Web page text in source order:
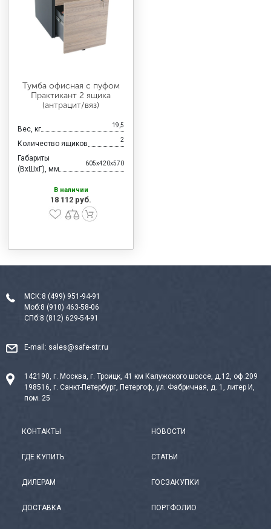
Тумба офисная с пуфом
Практикант 2 ящика
(антрацит/вяз)
Вес, кг 19,5
Количество ящиков 2
Габариты
(ВхШхГ), мм
605x420x570
В наличии
18 112 руб.
МСК:8 (499) 951-94-91
Моб:8 (910) 463-58-06
СПб:8 (812) 629-54-91
E-mail: sales@safe-str.ru
142190, г. Москва, г. Троицк, 41 км Калужского шоссе, д.12, оф.209
198516, г. Санкт-Петербург, Петергоф, ул. Фабричная, д. 1, литер И,
пом. 25
КОНТАКТЫ
ГДЕ КУПИТЬ
ДИЛЕРАМ
ДОСТАВКА
НОВОСТИ
СТАТЬИ
ГОСЗАКУПКИ
ПОРТФОЛИО